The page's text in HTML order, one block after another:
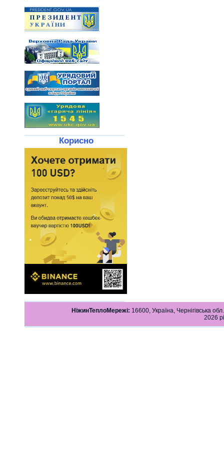
Корисно
НіжинТеплоМережі: 16600, Україна, Чернігівська
2026